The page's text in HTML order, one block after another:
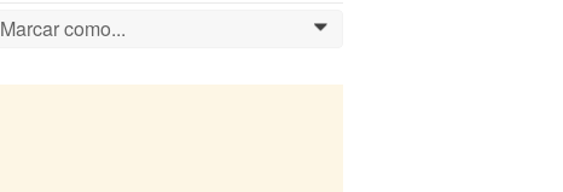
Marcar como... 0